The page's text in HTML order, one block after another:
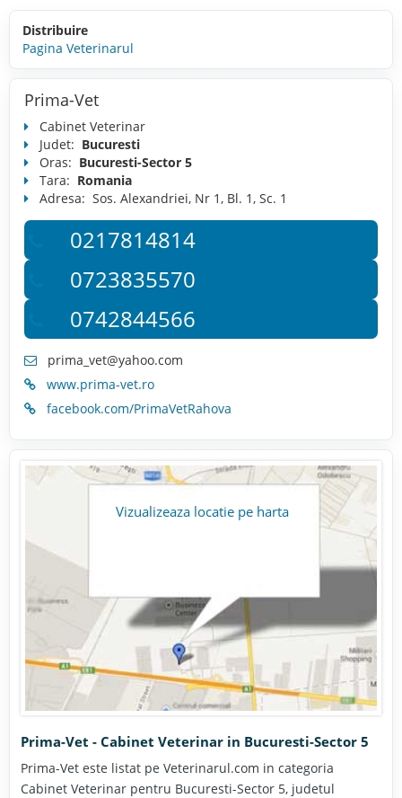
Distribuire
Pagina Veterinarul
Prima-Vet
Cabinet Veterinar
Judet: Bucuresti
Oras: Bucuresti-Sector 5
Tara: Romania
Adresa: Sos. Alexandriei, Nr 1, Bl. 1, Sc. 1
0217814814
0723835570
0742844566
prima_vet@yahoo.com
www.prima-vet.ro
facebook.com/PrimaVetRahova
Vizualizeaza locatie pe harta
Prima-Vet - Cabinet Veterinar in Bucuresti-Sector 5
Prima-Vet este listat pe Veterinarul.com in categoria
Cabinet Veterinar pentru Bucuresti-Sector 5, judetul